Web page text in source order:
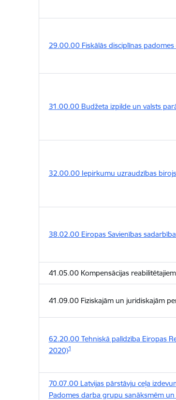
29.00.00 Fiskālās disciplīnas
31.00.00 Budžeta izpilde un valsts
32.00.00 Iepirkumu uzraudzības birojs
38.02.00 Eiropas Savienības
41.05.00 Kompensācijas
41.09.00 Fiziskajām un juridiskajām
62.20.00 Tehniskā palīdzība Eiropas
2020)1
70.07.00 Latvijas pārstāvju ceļa
Padomes darba grupu sanāksmēm